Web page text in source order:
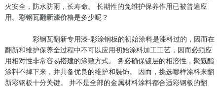
火安全，防水防雨，长寿命。 长期性的免维护保养作用已被普遍应
用。 彩钢瓦翻新漆价格是多少呢？
彩钢瓦翻新专用漆-彩涂钢板的初始涂料是漆料过的，因而在
翻新和维护保养全过程中不可以应用初始涂料加工工艺，因而必须应
用相对性非常容易搭建的涂敷方式。 务必确保镀层的相溶性，聚氨酯
涂料不掉下来，并具备优良的维护和裝饰。 因而，挑选哪样涂料来翻
新彩钢板十分关键。 并不是全部的金属材料涂料都合适彩钢板的翻